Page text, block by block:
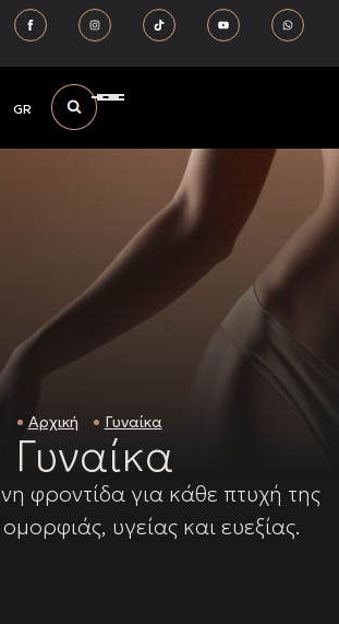
GR
Αρχική Γυναίκα
Γυναίκα
φροντίδα για κάθε πτυχή της
υγείας και ευεξίας.